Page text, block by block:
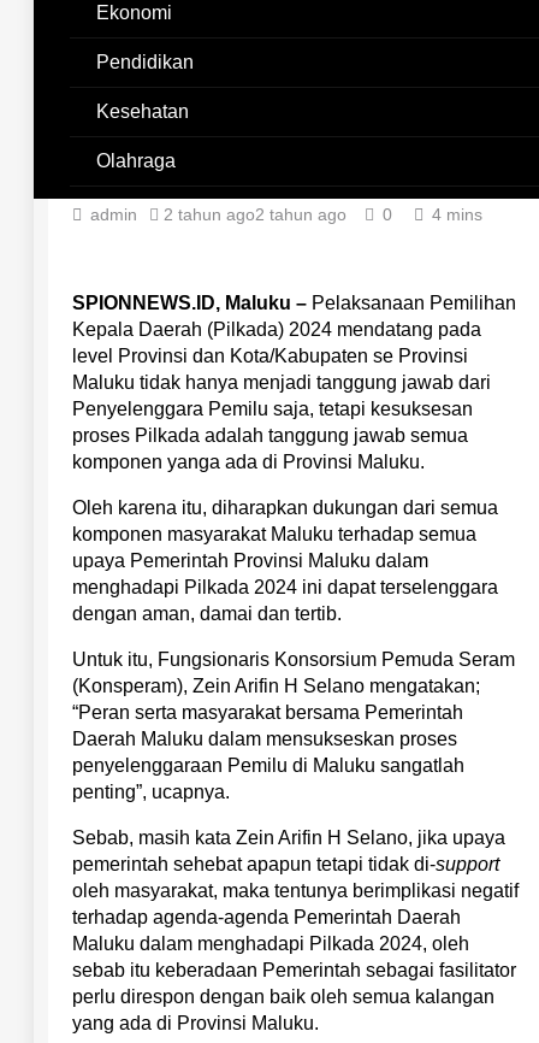
Ekonomi
Pendidikan
Kesehatan
Olahraga
Konsorsium Pemuda
Seram Mendukung
Pemerintah Daerah
Provinsi Maluku,
Sukseskan Pilkada 2024
admin 2 tahun ago2 tahun ago 0 4 mins
SPIONNEWS.ID, Maluku – Pelaksanaan Pemilihan
Kepala Daerah (Pilkada) 2024 mendatang pada
level Provinsi dan Kota/Kabupaten se Provinsi
Maluku tidak hanya menjadi tanggung jawab dari
Penyelenggara Pemilu saja, tetapi kesuksesan
proses Pilkada adalah tanggung jawab semua
komponen yanga ada di Provinsi Maluku.
Oleh karena itu, diharapkan dukungan dari semua
komponen masyarakat Maluku terhadap semua
upaya Pemerintah Provinsi Maluku dalam
menghadapi Pilkada 2024 ini dapat terselenggara
dengan aman, damai dan tertib.
Untuk itu, Fungsionaris Konsorsium Pemuda Seram
(Konsperam), Zein Arifin H Selano mengatakan;
“Peran serta masyarakat bersama Pemerintah
Daerah Maluku dalam mensukseskan proses
penyelenggaraan Pemilu di Maluku sangatlah
penting”, ucapnya.
Sebab, masih kata Zein Arifin H Selano, jika upaya
pemerintah sehebat apapun tetapi tidak di-support
oleh masyarakat, maka tentunya berimplikasi negatif
terhadap agenda-agenda Pemerintah Daerah
Maluku dalam menghadapi Pilkada 2024, oleh
sebab itu keberadaan Pemerintah sebagai fasilitator
perlu direspon dengan baik oleh semua kalangan
yang ada di Provinsi Maluku.